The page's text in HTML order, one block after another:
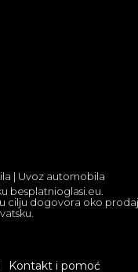
| Uvoz automobila
besplatnioglasi.eu.
cilju dogovora oko
Kontakt i pomoć